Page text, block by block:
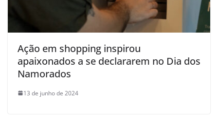
Ação em shopping inspirou
apaixonados a se declararem no Dia dos
Namorados
13 de junho de 2024